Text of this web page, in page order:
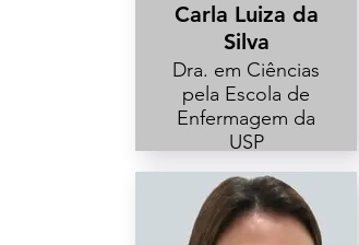
Carla Luiza da
Silva
Dra. em Ciências
pela Escola de
Enfermagem da
USP
Docente adjunta
pela UEPG